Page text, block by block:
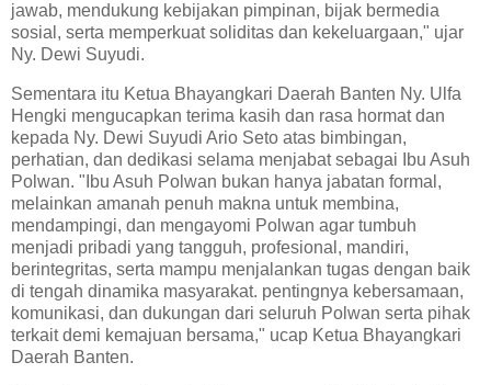
jawab, mendukung kebijakan pimpinan, bijak bermedia
sosial, serta memperkuat soliditas dan kekeluargaan," ujar
Ny. Dewi Suyudi.
Sementara itu Ketua Bhayangkari Daerah Banten Ny. Ulfa
Hengki mengucapkan terima kasih dan rasa hormat dan
kepada Ny. Dewi Suyudi Ario Seto atas bimbingan,
perhatian, dan dedikasi selama menjabat sebagai Ibu Asuh
Polwan. "Ibu Asuh Polwan bukan hanya jabatan formal,
melainkan amanah penuh makna untuk membina,
mendampingi, dan mengayomi Polwan agar tumbuh
menjadi pribadi yang tangguh, profesional, mandiri,
berintegritas, serta mampu menjalankan tugas dengan baik
di tengah dinamika masyarakat. pentingnya kebersamaan,
komunikasi, dan dukungan dari seluruh Polwan serta pihak
terkait demi kemajuan bersama," ucap Ketua Bhayangkari
Daerah Banten.